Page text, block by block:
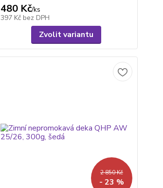
480 Kč/ks
397 Kč bez DPH
Zvolit variantu
2 850 Kč
- 23 %